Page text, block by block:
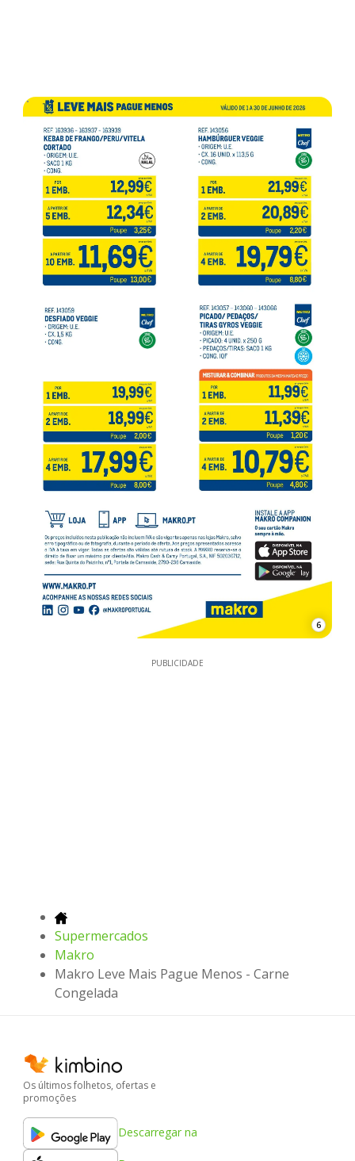
6
PUBLICIDADE
Supermercados
Makro
Makro Leve Mais Pague Menos - Carne
Congelada
Os últimos folhetos, ofertas e
promoções
Descarregar na